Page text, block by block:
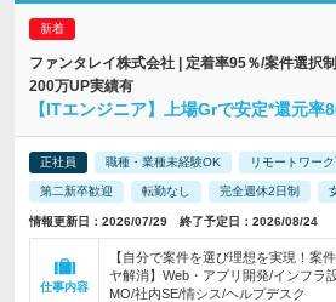
ファンタレイ株式会社 | 定着率95％/案件選択
200万UP実績有
【ITエンジニア】上場Grで安定*還元率
正社員 職種・業種未経験OK リモートワー
第二新卒歓迎 転勤なし 完全週休2日制
情報更新日：2026/07/29 終了予定日：2026/08/24
仕事内容
【自分で案件を選び理想を実現！案
ヤ解消】Web・アプリ開発/インフラ
MO/社内SE/情シス/ヘルプデスク